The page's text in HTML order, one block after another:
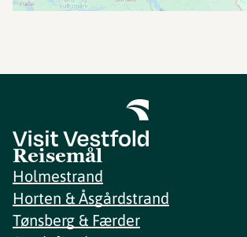
Reisemål
Holmestrand
Horten & Åsgårdstrand
Tønsberg & Færder